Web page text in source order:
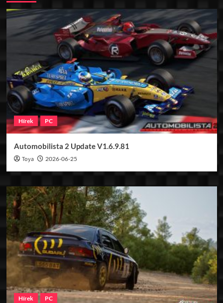
Hírek PC
Automobilista 2 Update V1.6.9.81
Toya 2026-06-25
Hírek PC